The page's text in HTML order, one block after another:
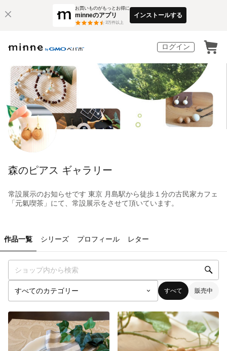
お買いものがもっとお得に
minneのアプリ
3万件以上
インストールする
ログイン
森のピアス ギャラリー
常設展示のお知らせです 東京 月島駅から徒歩１分の古民家カフェ
「元氣喫茶」にて、常設展示をさせて頂いています。
作品一覧 シリーズ プロフィール レター
すべて 販売中